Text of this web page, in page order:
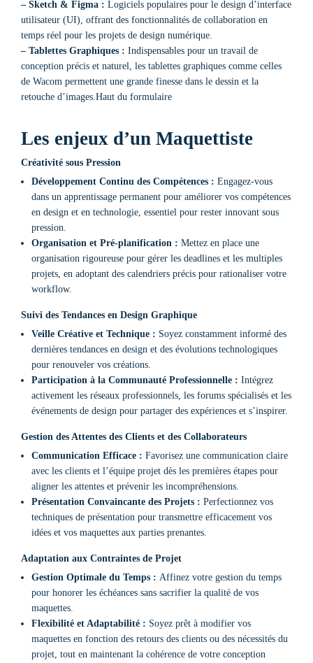
– Sketch & Figma : Logiciels populaires pour le design d’interface
utilisateur (UI), offrant des fonctionnalités de collaboration en
temps réel pour les projets de design numérique.
– Tablettes Graphiques : Indispensables pour un travail de
conception précis et naturel, les tablettes graphiques comme celles
de Wacom permettent une grande finesse dans le dessin et la
retouche d’images.Haut du formulaire
Les enjeux d’un Maquettiste
Créativité sous Pression
Développement Continu des Compétences : Engagez-vous
dans un apprentissage permanent pour améliorer vos compétences
en design et en technologie, essentiel pour rester innovant sous
pression.
Organisation et Pré-planification : Mettez en place une
organisation rigoureuse pour gérer les deadlines et les multiples
projets, en adoptant des calendriers précis pour rationaliser votre
workflow.
Suivi des Tendances en Design Graphique
Veille Créative et Technique : Soyez constamment informé des
dernières tendances en design et des évolutions technologiques
pour renouveler vos créations.
Participation à la Communauté Professionnelle : Intégrez
activement les réseaux professionnels, les forums spécialisés et les
événements de design pour partager des expériences et s’inspirer.
Gestion des Attentes des Clients et des Collaborateurs
Communication Efficace : Favorisez une communication claire
avec les clients et l’équipe projet dès les premières étapes pour
aligner les attentes et prévenir les incompréhensions.
Présentation Convaincante des Projets : Perfectionnez vos
techniques de présentation pour transmettre efficacement vos
idées et vos maquettes aux parties prenantes.
Adaptation aux Contraintes de Projet
Gestion Optimale du Temps : Affinez votre gestion du temps
pour honorer les échéances sans sacrifier la qualité de vos
maquettes.
Flexibilité et Adaptabilité : Soyez prêt à modifier vos
maquettes en fonction des retours des clients ou des nécessités du
projet, tout en maintenant la cohérence de votre conception